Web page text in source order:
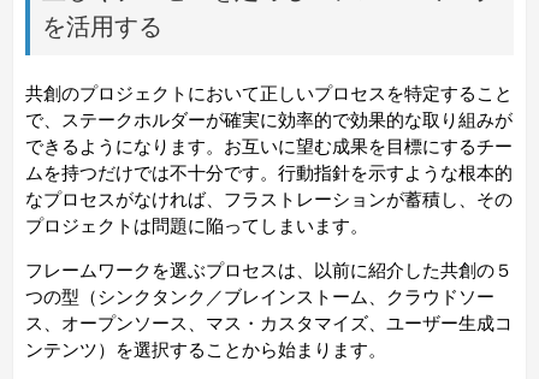
を活用する
共創のプロジェクトにおいて正しいプロセスを特定すること
で、ステークホルダーが確実に効率的で効果的な取り組みが
できるようになります。お互いに望む成果を目標にするチー
ムを持つだけでは不十分です。行動指針を示すような根本的
なプロセスがなければ、フラストレーションが蓄積し、その
プロジェクトは問題に陥ってしまいます。
フレームワークを選ぶプロセスは、以前に紹介した共創の５
つの型（シンクタンク／ブレインストーム、クラウドソー
ス、オープンソース、マス・カスタマイズ、ユーザー生成コ
ンテンツ）を選択することから始まります。